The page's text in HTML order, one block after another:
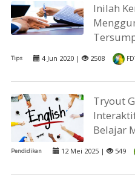
Inilah
Tips 4 Jun 2020 | 2508
Tryout
Belajar
Pendidikan 12 Mei 2025 | 549